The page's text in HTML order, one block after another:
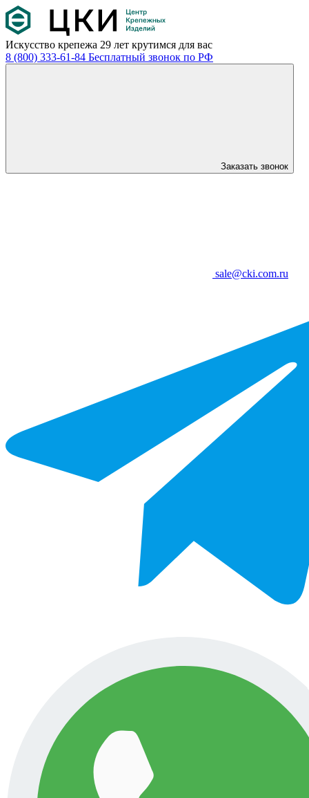
Искусство крепежа 29 лет крутимся для вас
8 (800) 333-61-84 Бесплатный звонок по РФ
Заказать звонок
sale@cki.com.ru